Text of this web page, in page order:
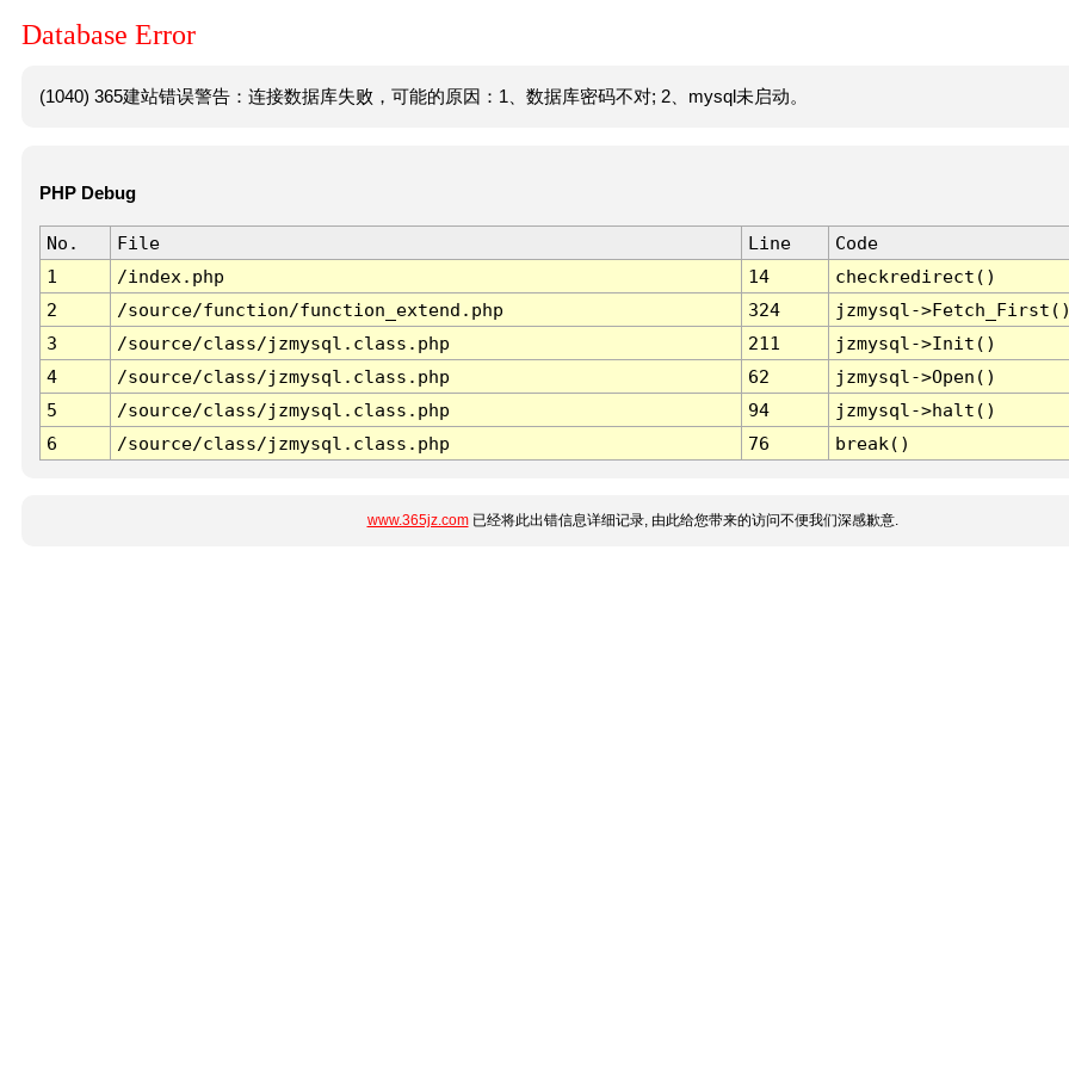
Database Error
(1040) 365建站错误警告：连接数据库失败，可能的原因：1、数据库密码不对; 2、mysql未启动。
PHP Debug
No. File Line
Code
1
/index.php 14
checkredirect()
2
/source/function/function_extend.php 324
jzmysql-
3
/source/class/jzmysql.class.php 211
jzmysql->Init()
4
/source/class/jzmysql.class.php 62
jzmysql->Open()
5
/source/class/jzmysql.class.php 94
jzmysql->halt()
6
/source/class/jzmysql.class.php 76 break()
www.365jz.com已经将此出错信息详细记录, 由此给您带来的访问不便我们深感歉意.